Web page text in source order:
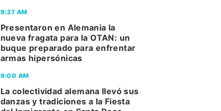
9:37 AM
Presentaron en Alemania la
nueva fragata para la OTAN: un
buque preparado para enfrentar
armas hipersónicas
9:00 AM
La colectividad alemana llevó sus
danzas y tradiciones a la Fiesta